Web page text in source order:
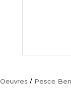
Oeuvres / Pesce